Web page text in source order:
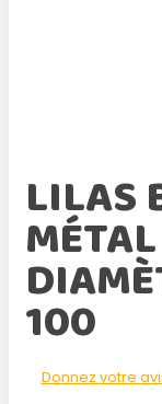
LILAS
100
Donnez votre